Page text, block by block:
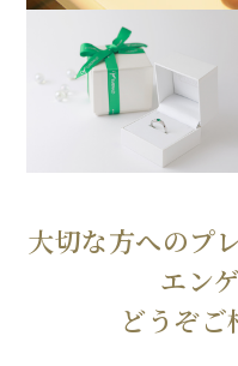
大切な方へのプ
エン
どうぞご